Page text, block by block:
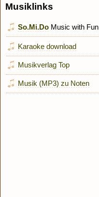
Musiklinks
So.Mi.Do Music with Fun
Karaoke download
Musikverlag Top
Musik (MP3) zu Noten